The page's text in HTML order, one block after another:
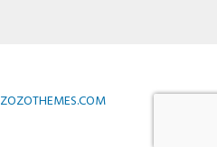
ZOZOTHEMES.COM